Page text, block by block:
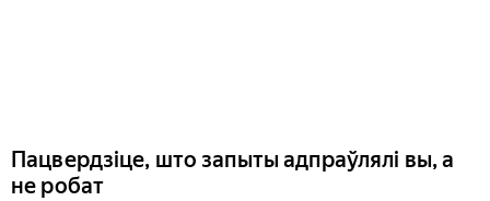
Пацвердзіце, што запыты адпраўлялі вы, а
не робат